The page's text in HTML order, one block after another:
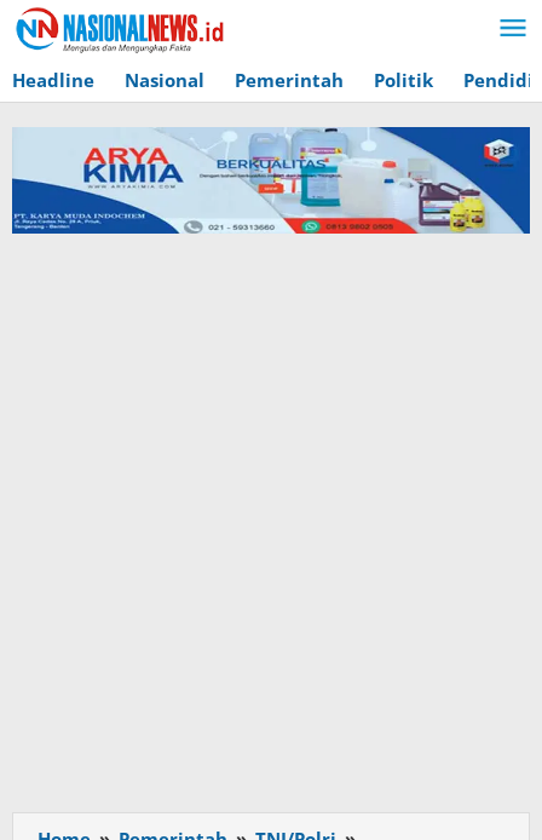
Lewati
ke
konten
Headline Nasional Pemerintah Politik